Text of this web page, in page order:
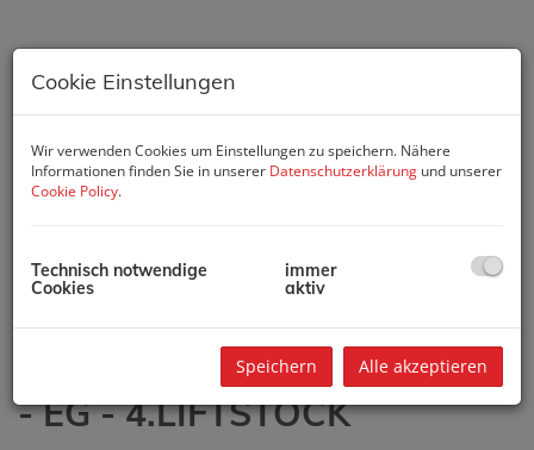
- EG - 4.LIFTSTOCK
Cookie Einstellungen
Wir verwenden Cookies um Einstellungen zu speichern. Nähere
Informationen finden Sie in unserer Datenschutzerklärung und unserer
Cookie Policy.
Technisch notwendige
Cookies
immer
aktiv
Speichern Alle akzeptieren